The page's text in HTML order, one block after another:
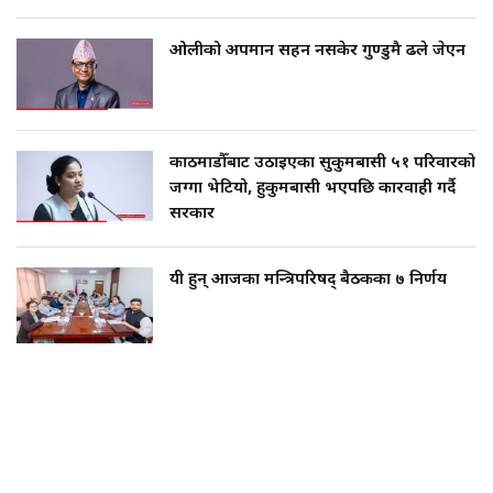
ओलीको अपमान सहन नसकेर गुण्डुमै ढले जेएन
काठमाडौँबाट उठाइएका सुकुमबासी ५१ परिवारको
जग्गा भेटियो, हुकुमबासी भएपछि कारवाही गर्दै
सरकार
यी हुन् आजका मन्त्रिपरिषद् बैठकका ७ निर्णय